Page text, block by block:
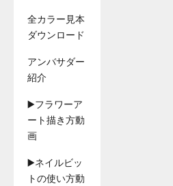
全カラー見本
ダウンロード
アンバサダー
紹介
▶️フラワーア
ート描き方動
画
▶️ネイルビッ
トの使い方動